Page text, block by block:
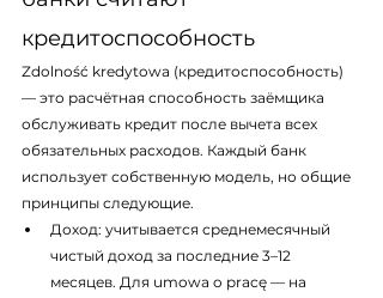
кредитоспособность
Zdolność kredytowa (кредитоспособность)
— это расчётная способность заёмщика
обслуживать кредит после вычета всех
обязательных расходов. Каждый банк
использует собственную модель, но общие
принципы следующие.
Доход: учитывается среднемесячный
чистый доход за последние 3–12
месяцев. Для umowa o pracę — на